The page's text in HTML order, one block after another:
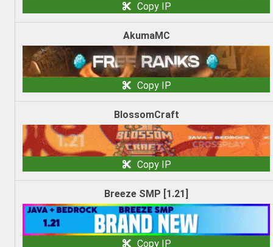
Copy IP
AkumaMC
Copy IP
BlossomCraft
Copy IP
Breeze SMP [1.21]
Copy IP